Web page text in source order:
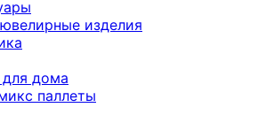
изделия
дома
паллеты